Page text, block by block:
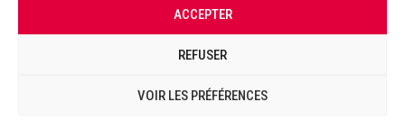
ACCEPTER
REFUSER
VOIR LES PRÉFÉRENCES